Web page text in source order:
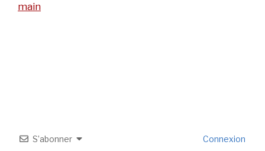
main
S’abonner Connexion